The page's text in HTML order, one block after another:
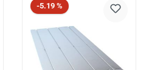
Rabatt
-5.19 %